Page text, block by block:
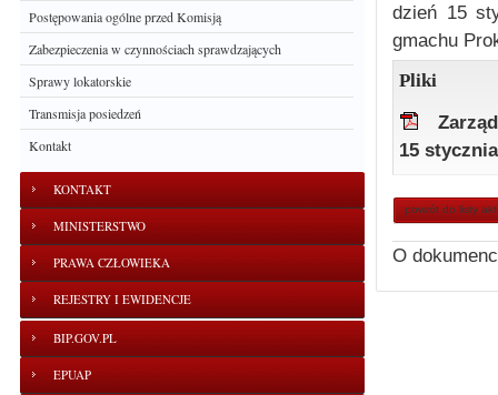
Postępowania ogólne przed Komisją
Zabezpieczenia w czynnościach sprawdzających
Sprawy lokatorskie
Transmisja posiedzeń
Kontakt
KONTAKT
MINISTERSTWO
PRAWA CZŁOWIEKA
REJESTRY I EWIDENCJE
BIP.GOV.PL
EPUAP
dzień 15
gmachu
Pliki
15
powrót do listy
O